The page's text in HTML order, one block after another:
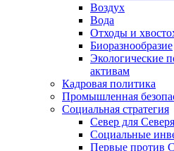
Воздух
Вода
Отходы и
Биоразнообразие
Экологические
активам
Кадровая политика
Промышленная
Социальная стратегия
Север для
Социальные
Первые против